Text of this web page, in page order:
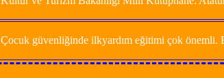
Çocuk güvenliğinde ilkyardım eğitimi çok önemli.